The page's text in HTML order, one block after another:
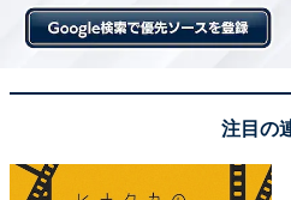
第1位：東京大学（31.3％
注目の